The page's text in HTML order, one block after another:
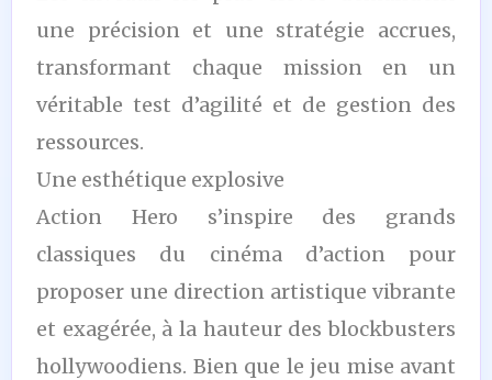
une précision et une stratégie accrues,
transformant chaque mission en un
véritable test d’agilité et de gestion des
ressources.
Une esthétique explosive
Action Hero s’inspire des grands
classiques du cinéma d’action pour
proposer une direction artistique vibrante
et exagérée, à la hauteur des blockbusters
hollywoodiens. Bien que le jeu mise avant